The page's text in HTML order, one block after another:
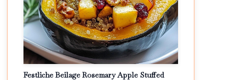
Festliche Beilage Rosemary Apple Stuffed